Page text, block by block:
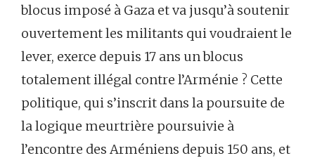
blocus imposé à Gaza et va jusqu’à soutenir
ouvertement les militants qui voudraient le
lever, exerce depuis 17 ans un blocus
totalement illégal contre l’Arménie ? Cette
politique, qui s’inscrit dans la poursuite de
la logique meurtrière poursuivie à
l’encontre des Arméniens depuis 150 ans, et